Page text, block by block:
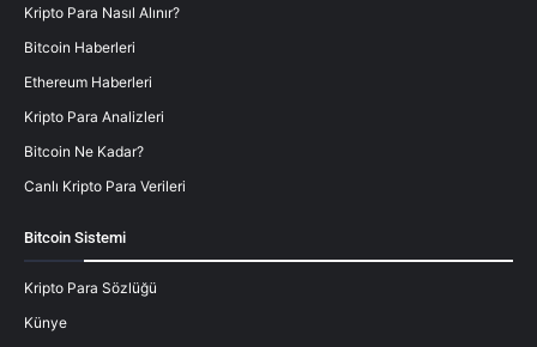
Kripto Para Nasıl Alınır?
Bitcoin Haberleri
Ethereum Haberleri
Kripto Para Analizleri
Bitcoin Ne Kadar?
Canlı Kripto Para Verileri
Bitcoin Sistemi
Kripto Para Sözlüğü
Künye